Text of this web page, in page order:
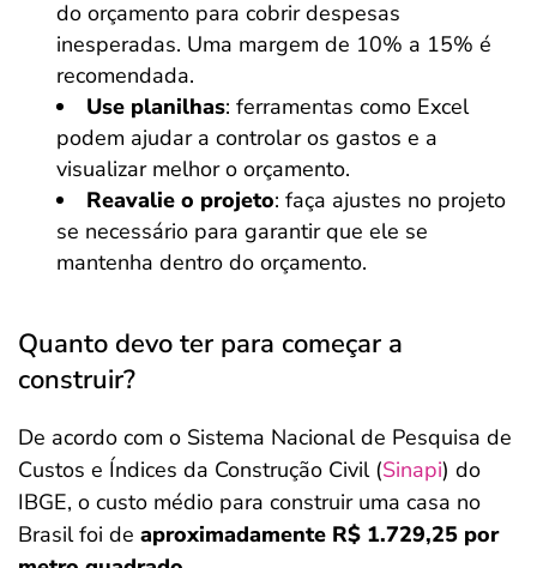
do orçamento para cobrir despesas
inesperadas. Uma margem de 10% a 15% é
recomendada.
Use planilhas: ferramentas como Excel
podem ajudar a controlar os gastos e a
visualizar melhor o orçamento.
Reavalie o projeto: faça ajustes no projeto
se necessário para garantir que ele se
mantenha dentro do orçamento.
Quanto devo ter para começar a
construir?
De acordo com o Sistema Nacional de Pesquisa de
Custos e Índices da Construção Civil (Sinapi) do
IBGE, o custo médio para construir uma casa no
Brasil foi de aproximadamente R$ 1.729,25 por